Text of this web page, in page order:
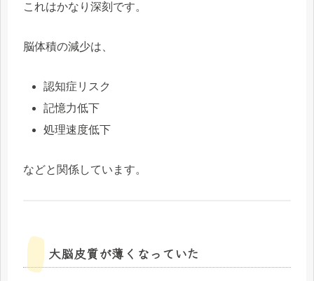
これはかなり深刻です。
脳体積の減少は、
認知症リスク
記憶力低下
処理速度低下
などと関係しています。
大脳皮質が薄くなっていた